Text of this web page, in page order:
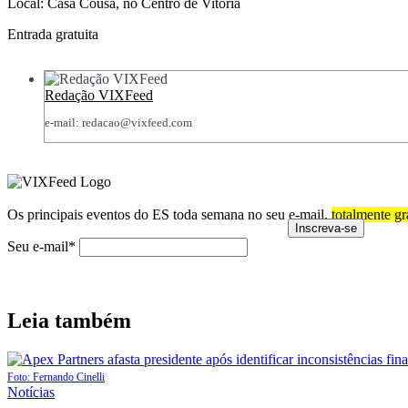
Local: Casa Cousa, no Centro de Vitória
Entrada gratuita
Redação VIXFeed
e-mail: redacao@vixfeed.com
Os principais eventos do ES toda semana no seu e-mail, totalmente
Seu e-mail*
Leia também
Foto: Fernando Cinelli
Posted
Notícias